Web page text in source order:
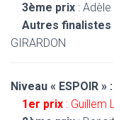
3ème prix : Adèle
Autres finalistes
GIRARDON
Niveau « ESPOIR » :
1er prix : Guillem